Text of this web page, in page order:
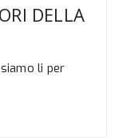
DELLA
li per